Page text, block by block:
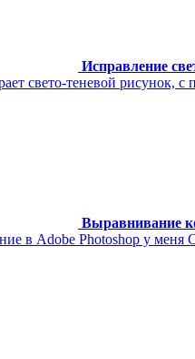
Исправление
свето-теневой рисунок,
Выравнивание
в Adobe Photoshop у